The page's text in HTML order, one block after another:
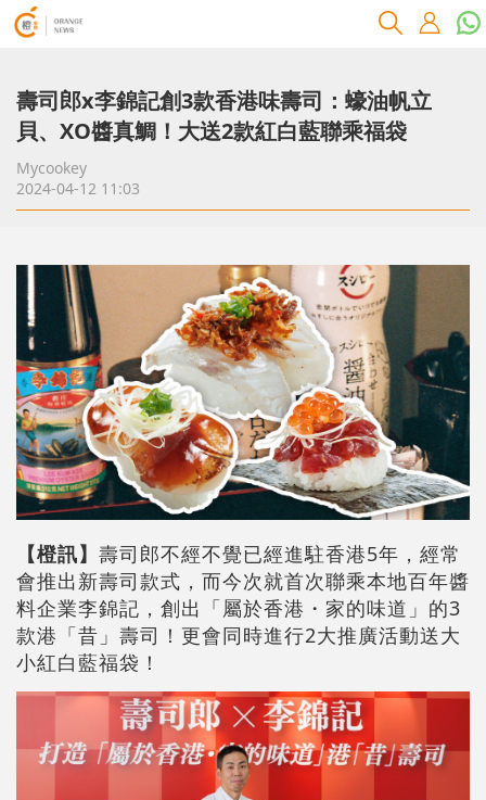
壽司郎x李錦記創3款香港味壽司：蠔油帆立
貝、XO醬真鯛！大送2款紅白藍聯乘福袋
Mycookey
2024-04-12 11:03
【橙訊】 壽司郎不經不覺已經進駐香港5年，經常
會推出新壽司款式，而今次就首次聯乘本地百年醬
料企業李錦記，創出「屬於香港・家的味道」的3
款港「昔」壽司！更會同時進行2大推廣活動送大
小紅白藍福袋！